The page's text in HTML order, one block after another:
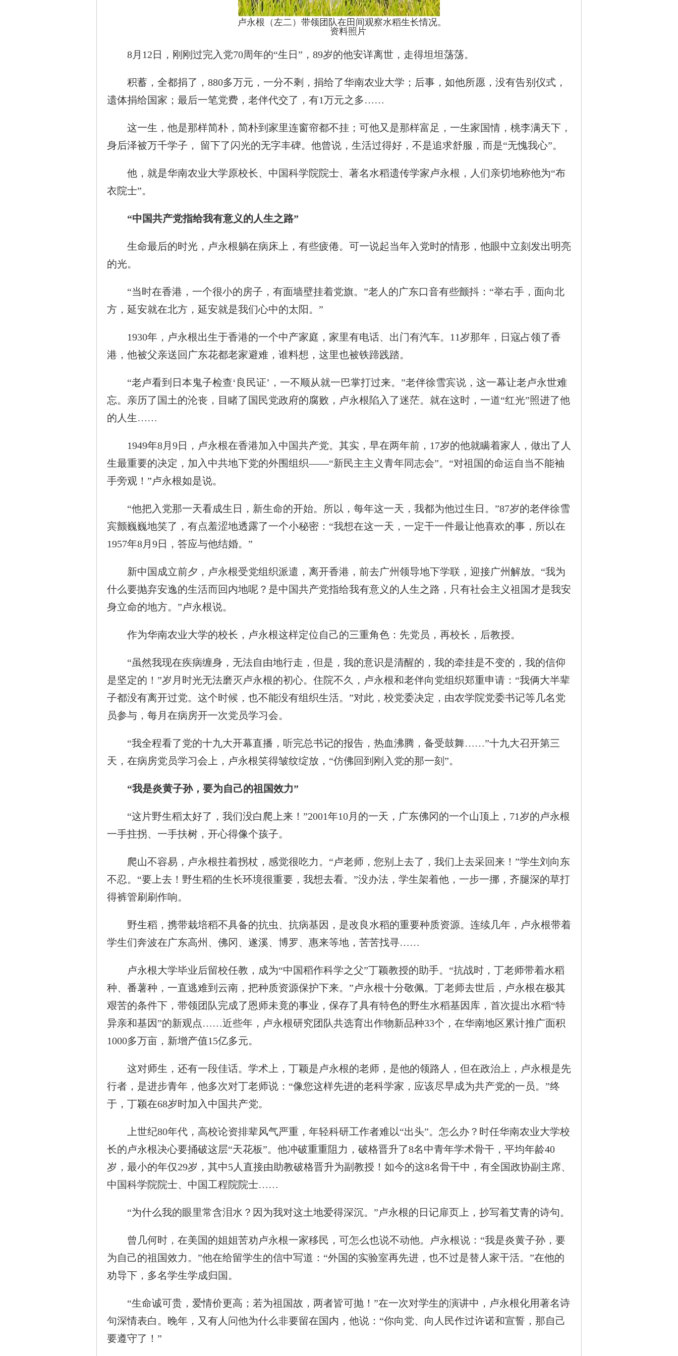
卢永根（左二）带领团队在田间观察水稻生长情况。
资料照片
8月12日，刚刚过完入党70周年的“生日”，89岁的他安详离世，走得坦坦荡荡。
积蓄，全都捐了，880多万元，一分不剩，捐给了华南农业大学；后事，如他所愿，没有告别仪式，
遗体捐给国家；最后一笔党费，老伴代交了，有1万元之多……
这一生，他是那样简朴，简朴到家里连窗帘都不挂；可他又是那样富足，一生家国情，桃李满天下，
身后泽被万千学子， 留下了闪光的无字丰碑。他曾说，生活过得好，不是追求舒服，而是“无愧我心”。
他，就是华南农业大学原校长、中国科学院院士、著名水稻遗传学家卢永根，人们亲切地称他为“布
衣院士”。
“中国共产党指给我有意义的人生之路”
生命最后的时光，卢永根躺在病床上，有些疲倦。可一说起当年入党时的情形，他眼中立刻发出明亮
的光。
“当时在香港，一个很小的房子，有面墙壁挂着党旗。”老人的广东口音有些颤抖：“举右手，面向北
方，延安就在北方，延安就是我们心中的太阳。”
1930年，卢永根出生于香港的一个中产家庭，家里有电话、出门有汽车。11岁那年，日寇占领了香
港，他被父亲送回广东花都老家避难，谁料想，这里也被铁蹄践踏。
“老卢看到日本鬼子检查‘良民证’，一不顺从就一巴掌打过来。”老伴徐雪宾说，这一幕让老卢永世难
忘。亲历了国土的沦丧，目睹了国民党政府的腐败，卢永根陷入了迷茫。就在这时，一道“红光”照进了他
的人生……
1949年8月9日，卢永根在香港加入中国共产党。其实，早在两年前，17岁的他就瞒着家人，做出了人
生最重要的决定，加入中共地下党的外围组织——“新民主主义青年同志会”。“对祖国的命运自当不能袖
手旁观！”卢永根如是说。
“他把入党那一天看成生日，新生命的开始。所以，每年这一天，我都为他过生日。”87岁的老伴徐雪
宾颤巍巍地笑了，有点羞涩地透露了一个小秘密：“我想在这一天，一定干一件最让他喜欢的事，所以在
1957年8月9日，答应与他结婚。”
新中国成立前夕，卢永根受党组织派遣，离开香港，前去广州领导地下学联，迎接广州解放。“我为
什么要抛弃安逸的生活而回内地呢？是中国共产党指给我有意义的人生之路，只有社会主义祖国才是我安
身立命的地方。”卢永根说。
作为华南农业大学的校长，卢永根这样定位自己的三重角色：先党员，再校长，后教授。
“虽然我现在疾病缠身，无法自由地行走，但是，我的意识是清醒的，我的牵挂是不变的，我的信仰
是坚定的！”岁月时光无法磨灭卢永根的初心。住院不久，卢永根和老伴向党组织郑重申请：“我俩大半辈
子都没有离开过党。这个时候，也不能没有组织生活。”对此，校党委决定，由农学院党委书记等几名党
员参与，每月在病房开一次党员学习会。
“我全程看了党的十九大开幕直播，听完总书记的报告，热血沸腾，备受鼓舞……”十九大召开第三
天，在病房党员学习会上，卢永根笑得皱纹绽放，“仿佛回到刚入党的那一刻”。
“我是炎黄子孙，要为自己的祖国效力”
“这片野生稻太好了，我们没白爬上来！”2001年10月的一天，广东佛冈的一个山顶上，71岁的卢永根
一手拄拐、一手扶树，开心得像个孩子。
爬山不容易，卢永根拄着拐杖，感觉很吃力。“卢老师，您别上去了，我们上去采回来！”学生刘向东
不忍。“要上去！野生稻的生长环境很重要，我想去看。”没办法，学生架着他，一步一挪，齐腿深的草打
得裤管刷刷作响。
野生稻，携带栽培稻不具备的抗虫、抗病基因，是改良水稻的重要种质资源。连续几年，卢永根带着
学生们奔波在广东高州、佛冈、遂溪、博罗、惠来等地，苦苦找寻……
卢永根大学毕业后留校任教，成为“中国稻作科学之父”丁颖教授的助手。“抗战时，丁老师带着水稻
种、番薯种，一直逃难到云南，把种质资源保护下来。”卢永根十分敬佩。丁老师去世后，卢永根在极其
艰苦的条件下，带领团队完成了恩师未竟的事业，保存了具有特色的野生水稻基因库，首次提出水稻“特
异亲和基因”的新观点……近些年，卢永根研究团队共选育出作物新品种33个，在华南地区累计推广面积
1000多万亩，新增产值15亿多元。
这对师生，还有一段佳话。学术上，丁颖是卢永根的老师，是他的领路人，但在政治上，卢永根是先
行者，是进步青年，他多次对丁老师说：“像您这样先进的老科学家，应该尽早成为共产党的一员。”终
于，丁颖在68岁时加入中国共产党。
上世纪80年代，高校论资排辈风气严重，年轻科研工作者难以“出头”。怎么办？时任华南农业大学校
长的卢永根决心要捅破这层“天花板”。他冲破重重阻力，破格晋升了8名中青年学术骨干，平均年龄40
岁，最小的年仅29岁，其中5人直接由助教破格晋升为副教授！如今的这8名骨干中，有全国政协副主席、
中国科学院院士、中国工程院院士……
“为什么我的眼里常含泪水？因为我对这土地爱得深沉。”卢永根的日记扉页上，抄写着艾青的诗句。
曾几何时，在美国的姐姐苦劝卢永根一家移民，可怎么也说不动他。卢永根说：“我是炎黄子孙，要
为自己的祖国效力。”他在给留学生的信中写道：“外国的实验室再先进，也不过是替人家干活。”在他的
劝导下，多名学生学成归国。
“生命诚可贵，爱情价更高；若为祖国故，两者皆可抛！”在一次对学生的演讲中，卢永根化用著名诗
句深情表白。晚年，又有人问他为什么非要留在国内，他说：“你向党、向人民作过许诺和宣誓，那自己
要遵守了！”